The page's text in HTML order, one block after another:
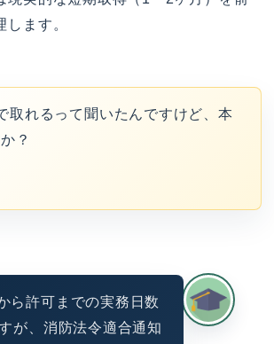
ます。
取れるって聞いたんですけど、本
？
ら許可までの実務日数
が、消防法令適合通知